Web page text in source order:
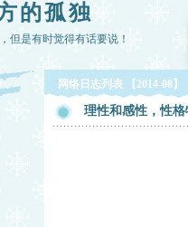
的孤独
但是有时觉得有话要说！
网络日志列表 【2014-08】
理性和感性，性